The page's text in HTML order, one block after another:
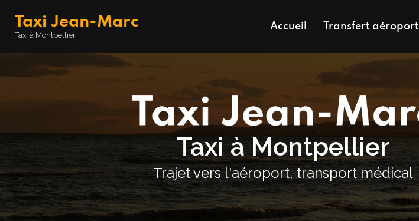
contenu
Taxi Jean-Marc
Taxi à Montpellier
Accueil Transfert aéroport
Taxi à Montpellier
Trajet vers l'aéroport, transport médical